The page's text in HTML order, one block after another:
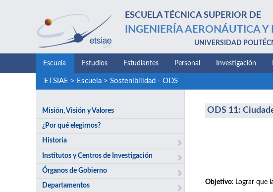
ESCUELA TÉCNICA SUPERIOR DE
INGENIERÍA AERONÁUTICA Y
UNIVERSIDAD
Escuela Estudios Estudiantes Personal Investigación
ETSIAE > Escuela> Sostenibilidad - ODS
Misión, Visión y Valores
¿Por qué elegirnos?
Historia
Institutos y Centros de Investigación
Órganos de Gobierno
Departamentos
ODS 11:
Objetivo: Lograr que